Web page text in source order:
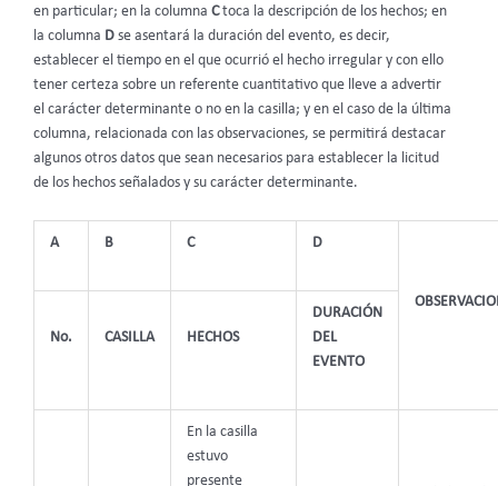
en particular; en la columna Ctoca la descripción de los hechos; en
la columna D se asentará la duración del evento, es decir,
establecer el tiempo en el que ocurrió el hecho irregular y con ello
tener certeza sobre un referente cuantitativo que lleve a advertir
el carácter determinante o no en la casilla; y en el caso de la última
columna, relacionada con las observaciones, se permitirá destacar
algunos otros datos que sean necesarios para establecer la licitud
de los hechos señalados y su carácter determinante.
A B C D
No. CASILLA HECHOS
DURACIÓN
DEL
EVENTO
En la casilla
estuvo
presente